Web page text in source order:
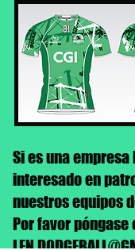
Si es una
interesado en
nuestros equipos
Por favor póngase